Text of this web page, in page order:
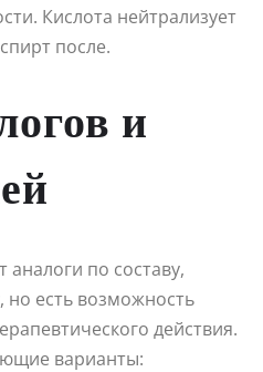
Кислота нейтрализует
после.
и
аналоги по составу,
есть возможность
действия.
варианты: